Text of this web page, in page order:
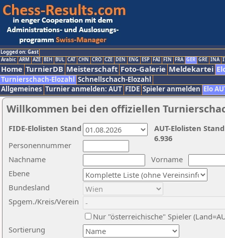
Logged on: Gast
Arabic ARM AZE BIH BUL CAT CHN CRO CZE DEN ENG ESP FAI FIN FRA GER GRE INA
Home TurnierDB Meisterschaft Foto-Galerie Meldekartei
Turnierschach-Elozahl Schnellschach-Elozahl
Allgemeines Turnier anmelden: AUT FIDE Spieler anmelden Elo
Willkommen bei den offiziellen
Nachname
Vorname
Ebene
Sortierung
Personennummer
Bundesland
Spgem./Kreis/Verein
Nur "österreichische" Spieler
AUT-Elolisten
6.936
FIDE-Elolisten Stand